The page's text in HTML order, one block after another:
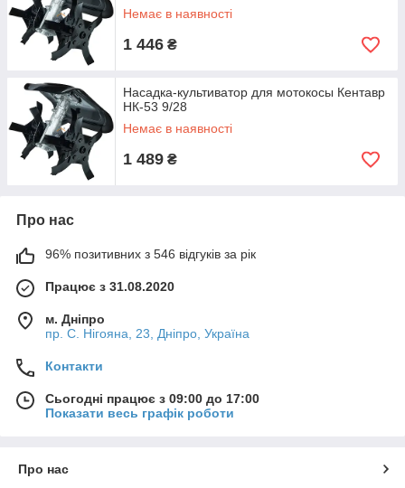
Немає в наявності
1 446 ₴
Насадка-культиватор для мотокосы Кентавр
НК-53 9/28
Немає в наявності
1 489 ₴
Про нас
96% позитивних з 546 відгуків за рік
Працює з 31.08.2020
м. Дніпро
пр. С. Нігояна, 23, Дніпро, Україна
Контакти
Сьогодні працює з 09:00 до 17:00
Показати весь графік роботи
Про нас